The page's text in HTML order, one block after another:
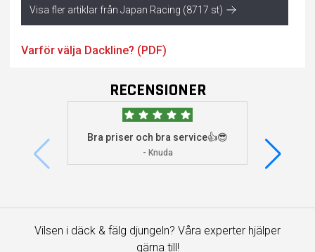
Visa fler artiklar från Japan Racing (8717 st)
Varför välja Dackline? (PDF)
RECENSIONER
Bra priser och bra service👍😎
- Knuda
Vilsen i däck & fälg djungeln? Våra experter hjälper
gärna till!